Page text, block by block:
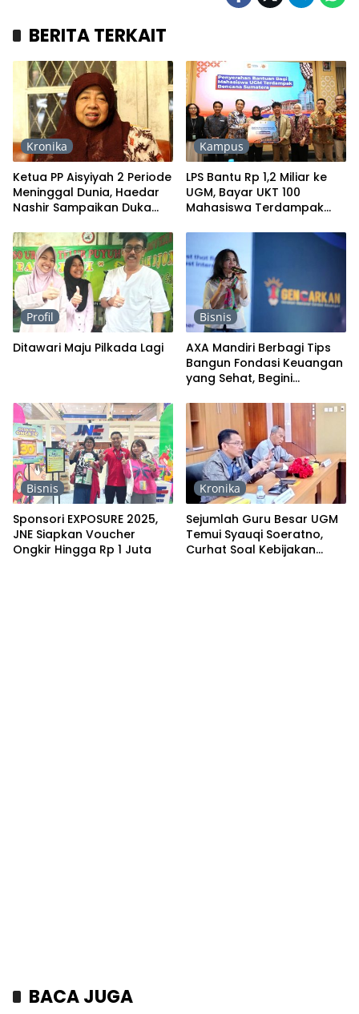
BERITA TERKAIT
Kronika
Ketua PP Aisyiyah 2 Periode
Meninggal Dunia, Haedar
Nashir Sampaikan Duka
Kampus
LPS Bantu Rp 1,2 Miliar ke
UGM, Bayar UKT 100
Mahasiswa Terdampak
Profil
Ditawari Maju Pilkada Lagi
Bisnis
AXA Mandiri Berbagi Tips
Bangun Fondasi Keuangan
yang Sehat, Begini
Bisnis
Sponsori EXPOSURE 2025,
JNE Siapkan Voucher
Ongkir Hingga Rp 1 Juta
Kronika
Sejumlah Guru Besar UGM
Temui Syauqi Soeratno,
Curhat Soal Kebijakan
BACA JUGA